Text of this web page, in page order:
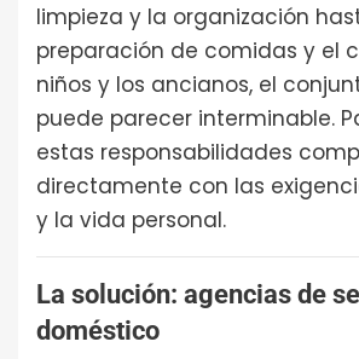
limpieza y la organización
preparación de comidas y el
niños y los ancianos, el
puede parecer interminable.
estas responsabilidades
directamente con las
y la vida personal.
La solución: agencias de
doméstico